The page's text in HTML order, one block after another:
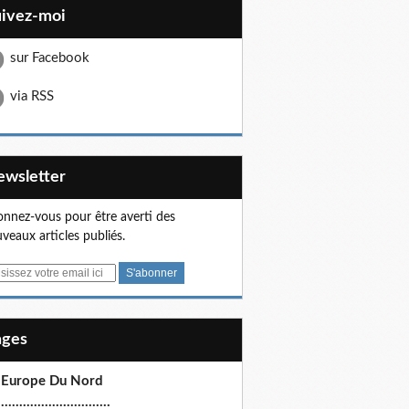
moi
sur Facebook
via RSS
vous pour être averti des
articles publiés.
Du Nord